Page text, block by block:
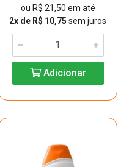
ou R$ 21,50 em até
2x de R$ 10,75 sem juros
Adicionar